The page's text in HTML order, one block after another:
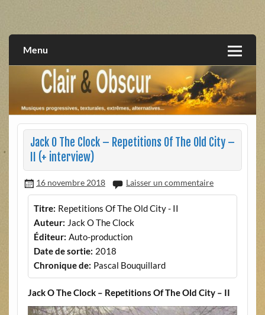
extrêmes, alternatives, texturales
Menu
Jack O The Clock – Repetitions Of The Old City –
II (+ interview)
16 novembre 2018 Laisser un commentaire
Titre: Repetitions Of The Old City - II
Auteur: Jack O The Clock
Éditeur: Auto-production
Date de sortie: 2018
Chronique de: Pascal Bouquillard
Jack O The Clock – Repetitions Of The Old City – II